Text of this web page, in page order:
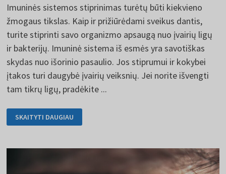
Imuninės sistemos stiprinimas turėtų būti kiekvieno
žmogaus tikslas. Kaip ir prižiūrėdami sveikus dantis,
turite stiprinti savo organizmo apsaugą nuo įvairių ligų
ir bakterijų. Imuninė sistema iš esmės yra savotiškas
skydas nuo išorinio pasaulio. Jos stiprumui ir kokybei
įtakos turi daugybė įvairių veiksnių. Jei norite išvengti
tam tikrų ligų, pradėkite ...
SISTEMOS
STIPRINIMAS
SKAITYTI DAUGIAU